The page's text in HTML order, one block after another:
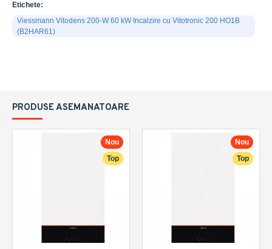
Etichete:
Viessmann Vitodens 200-W 60 kW Incalzire cu Vitotronic 200 HO1B
(B2HAR61)
PRODUSE ASEMANATOARE
Nou
Top
Nou
Top